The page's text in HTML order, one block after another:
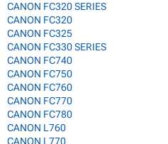
CANON FC320 SERIES
CANON FC320
CANON FC325
CANON FC330 SERIES
CANON FC740
CANON FC750
CANON FC760
CANON FC770
CANON FC780
CANON L760
CANON L770